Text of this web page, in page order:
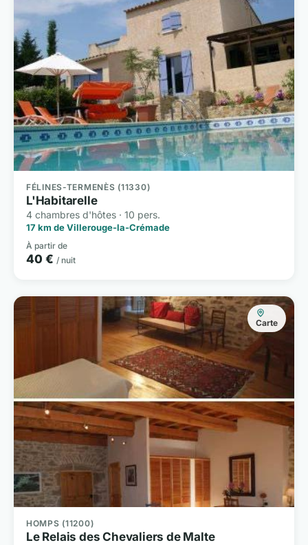
FÉLINES-TERMENÈS (11330)
L'Habitarelle
4 chambres d'hôtes · 10 pers.
17 km de Villerouge-la-Crémade
À partir de
40 € / nuit
Carte
HOMPS (11200)
Le Relais des Chevaliers de Malte